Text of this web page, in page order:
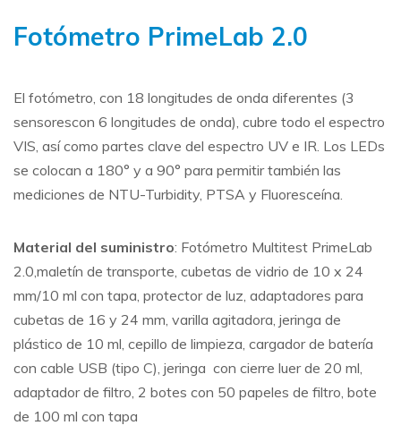
Fotómetro PrimeLab 2.0
El fotómetro, con 18 longitudes de onda diferentes (3
sensorescon 6 longitudes de onda), cubre todo el espectro
VIS, así como partes clave del espectro UV e IR. Los LEDs
se colocan a 180° y a 90° para permitir también las
mediciones de NTU-Turbidity, PTSA y Fluoresceína.
Material del suministro: Fotómetro Multitest PrimeLab
2.0,maletín de transporte, cubetas de vidrio de 10 x 24
mm/10 ml con tapa, protector de luz, adaptadores para
cubetas de 16 y 24 mm, varilla agitadora, jeringa de
plástico de 10 ml, cepillo de limpieza, cargador de batería
con cable USB (tipo C), jeringa con cierre luer de 20 ml,
adaptador de filtro, 2 botes con 50 papeles de filtro, bote
de 100 ml con tapa